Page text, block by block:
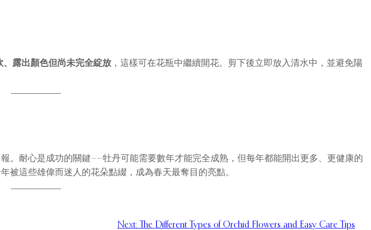
、露出顏色但尚未完全綻放 ，這樣可在花瓶中繼續開花。剪下後立即放入清水中，並避免陽
。耐心是成功的關鍵——牡丹可能需要數年才能完全成熟，但每年都能開出更多、更健康的
被這些雄偉而迷人的花朵點綴，成為春天最奪目的亮點。
Next: The Different Types of Orchid Flowers and Easy Care Tips